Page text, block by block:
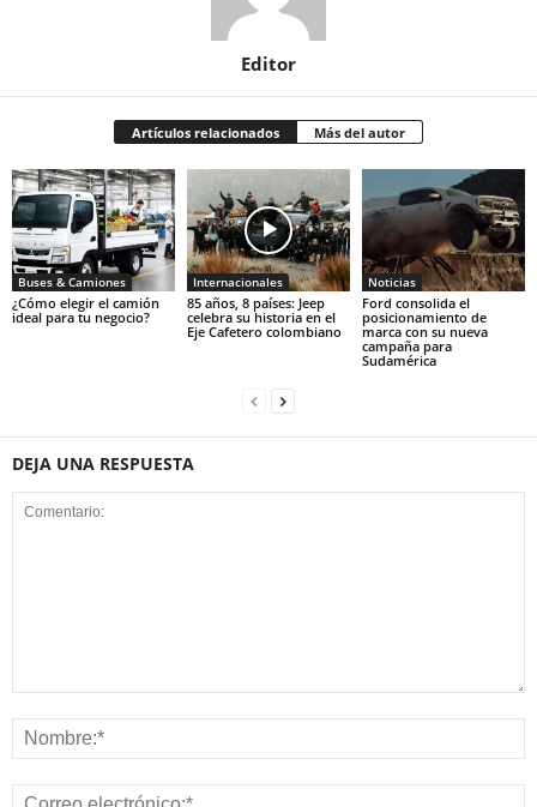
Editor
Artículos relacionados Más del autor
Buses & Camiones
¿Cómo elegir el camión
ideal para tu negocio?
Internacionales
85 años, 8 países: Jeep
celebra su historia en el
Eje Cafetero colombiano
Noticias
Ford consolida el
posicionamiento de
marca con su nueva
campaña para
Sudamérica
DEJA UNA RESPUESTA